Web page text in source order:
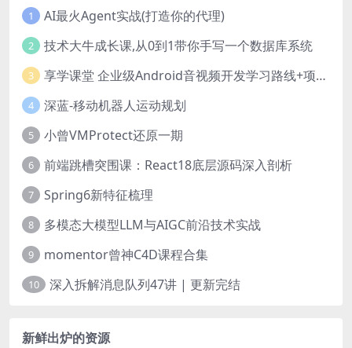
1 AI最火Agent实战(打造你的代理)
2 技术大牛成长课,从0到1带你手写一个数据库系统
3 享学课堂 企业级Android音视频开发学习路线+项目实战（附源码）
4 深蓝-移动机器人运动规划
5 小曾VMProtect还原一期
6 前端跳槽突围课：React18底层源码深入剖析
7 Spring6新特征梳理
8 多模态大模型LLM与AIGC前沿技术实战
9 momentor曾神C4D课程合集
10 深入拆解消息队列47讲 | 更新完结
新鲜出炉的资源